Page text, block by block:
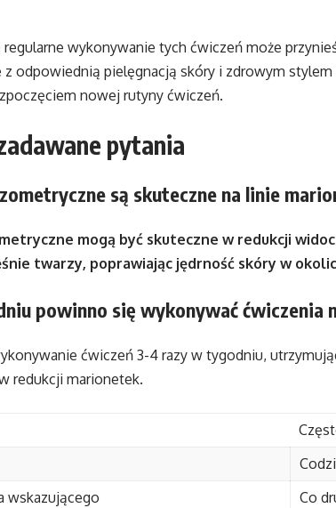
regularne wykonywanie tych ćwiczeń może
z odpowiednią pielęgnacją skóry i zdrowym
nowej rutyny ćwiczeń.
pytania
są skuteczne na linie
mogą być skuteczne w redukcji
twarzy, poprawiając jędrność skóry w
powinno się wykonywać ćwiczenia
ćwiczeń 3-4 razy w tygodniu,
redukcji marionetek.
wskazującego
Co